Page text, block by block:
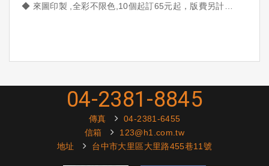
◆ 來圖印製 ,全彩不限色,10個起訂65元起，版費另計
04-2381-8845
傳真
04-2381-6455
信箱
123@h1.com.tw
地址
台中市大里區大里路455巷11號